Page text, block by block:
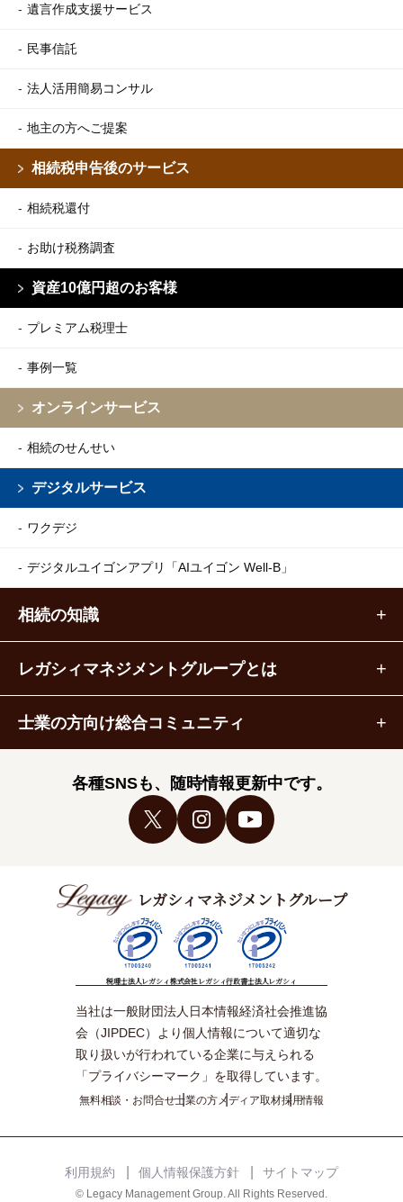
遺言作成支援サービス
民事信託
法人活用簡易コンサル
地主の方へご提案
相続税申告後のサービス
相続税還付
お助け税務調査
資産10億円超のお客様
プレミアム税理士
事例一覧
オンラインサービス
相続のせんせい
デジタルサービス
ワクデジ
デジタルユイゴンアプリ 「AIユイゴン Well-B」
相続の知識
レガシィマネジメントグループとは
士業の方向け総合コミュニティ
各種SNSも、随時情報更新中です。
レガシィマネジメントグループ
税理士法人レガシィ株式会社レガシィ行政書士法人レガシィ
当社は一般財団法人日本情報経済社会推進協
会（JIPDEC）より個人情報について適切な
取り扱いが行われている企業に与えられる
「プライバシーマーク」を取得しています。
無料相談・お問合せ士業の方メディア取材採用情報
© Legacy Management Group. All Rights Reserved.
利用規約 個人情報保護方針 サイトマップ